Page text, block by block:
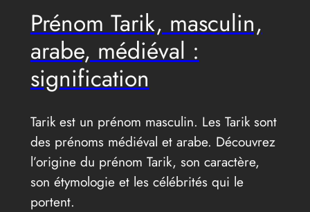
Prénom Tarik, masculin,
arabe, médiéval :
signification
Tarik est un prénom masculin. Les Tarik sont
des prénoms médiéval et arabe. Découvrez
l’origine du prénom Tarik, son caractère,
son étymologie et les célébrités qui le
portent.